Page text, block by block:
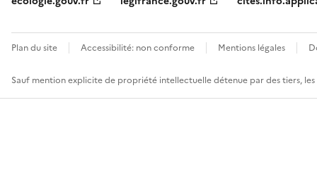
Plan du site Accessibilité: non conforme Mentions légales
Sauf mention explicite de propriété intellectuelle détenue par des tiers,